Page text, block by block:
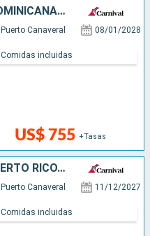
PUERTO RICO, REPÚBLICA DOMINICANA, BAHAMAS, ESTADOS UNIDOS
Puerto Canaveral 08/01/2028
US$ 755 +Tasas
Comidas incluidas
REPÚBLICA DOMINICANA, PUERTO RICO, BAHAMAS, ESTADOS UNIDOS
Puerto Canaveral 11/12/2027
Comidas incluidas